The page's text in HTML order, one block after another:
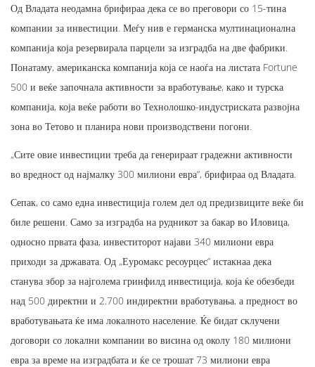
Од Владата неодамна брифираа дека се во преговори со 15-тина
компании за инвестиции. Меѓу нив е германска мултинационална
компанија која резервирала парцели за изградба на две фабрики.
Понатаму, американска компанија која се наоѓа на листата Fortune
500 и веќе започнала активности за вработување, како и турска
компанија, која веќе работи во Технолошко-индустриската развојна
зона во Тетово и планира нови производствени погони.
„Сите овие инвестиции треба да генерираат градежни активности
во вредност од најмалку 300 милиони евра“, брифираа од Владата.
Сепак, со само една инвестиција голем дел од предизвиците веќе би
биле решени. Само за изградба на рудникот за бакар во Иловица,
односно првата фаза, инвеститорот најави 340 милиони евра
приходи за државата. Од „Еуромакс ресоурцес“ истакнаа дека
станува збор за најголема гринфилд инвестиција, која ќе обезбеди
над 500 директни и 2.700 индиректни вработувања, а предност во
вработувањата ќе има локалното население. Ќе бидат склучени
договори со локални компании во висина од околу 180 милиони
евра за време на изградбата и ќе се трошат 73 милиони евра